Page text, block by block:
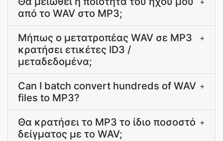
από το WAV στο MP3;
Μήπως ο μετατροπέας WAV σε MP3
κρατήσει ετικέτες ID3 /
μεταδεδομένα;
+
Can I batch convert hundreds of WAV
files to MP3?
+
Θα κρατήσει το MP3 το ίδιο ποσοστό
δείγματος με το WAV;
+